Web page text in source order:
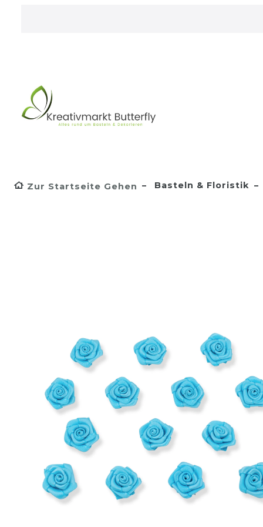
Zur Startseite Gehen Basteln & Floristik